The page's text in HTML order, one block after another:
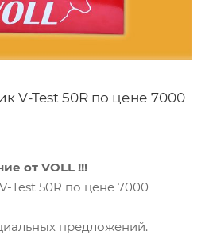
V-Test 50R по цене 7000
от VOLL !!!
Test 50R по цене 7000
предложений.